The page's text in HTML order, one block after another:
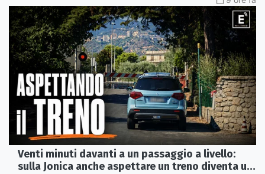
Venti minuti davanti a un passaggio a livello:
sulla Jonica anche aspettare un treno diventa un